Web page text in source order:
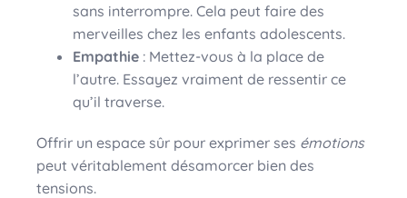
sans interrompre. Cela peut faire des
merveilles chez les enfants adolescents.
Empathie : Mettez-vous à la place de
l’autre. Essayez vraiment de ressentir ce
qu’il traverse.
Offrir un espace sûr pour exprimer ses émotions
peut véritablement désamorcer bien des
tensions.